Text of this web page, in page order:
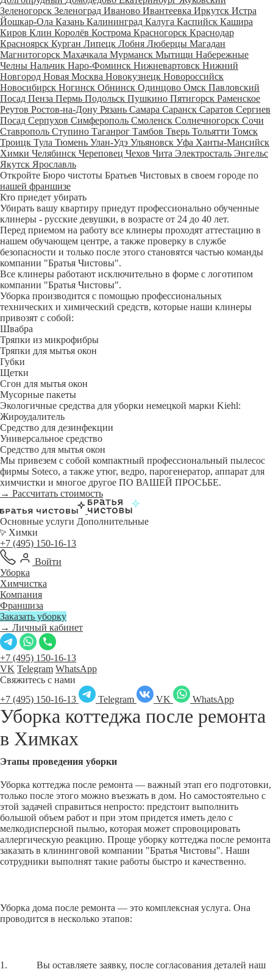
Зеленогорск Зеленоград Иваново Ивантеевка Иркутск Истра
Йошкар-Ола Казань Калининград Калуга Каспийск Кашира
Киров Клин Королёв Кострома Красногорск Краснодар
Красноярск Курган Липецк Лобня Люберцы Магадан
Магнитогорск Махачкала Мурманск Мытищи Набережные
Челны Нальчик Наро-Фоминск Нижневартовск Нижний
Новгород Новая Москва Новокузнецк Новороссийск
Новосибирск Ногинск Обнинск Одинцово Омск Павловский
Посад Пенза Пермь Подольск Пушкино Пятигорск Раменское
Реутов Ростов-на-Дону Рязань Самара Саранск Саратов Сергиев
Посад Серпухов Симферополь Смоленск Солнечногорск Сочи
Ставрополь Ступино Таганрог Тамбов Тверь Тольятти Томск
Троицк Тула Тюмень Улан-Удэ Ульяновск Уфа Ханты-Мансийск
Химки Челябинск Череповец Чехов Чита Электросталь Энгельс
Якутск Ярославль
Откройте Бюро чистоты Братьев Чистовых в своем городе по
нашей франшизе
Кто приедет убирать
Убирать вашу квартиру приедут профессионально обученные
клинеры - русские девушки, в возрасте от 24 до 40 лет.
Перед приемом на работу все клинеры проходят аттестацию в
нашем обучающем центре, а также проверку в службе
безопасности и только после этого становятся частью команды
компании "Братья Чистовы".
Все клинеры работают исключительно в форме с логотипом
компании "Братья Чистовы".
Уборка производится с помощью профессиональных
технических и химический средств, которые наши клинеры
привозят с собой:
Швабра
Тряпки из микрофибры
Тряпки для мытья окон
Губки
Щетки
Сгон для мытья окон
Мусорные пакеты
Экологичные средства для уборки немецкой марки Kiehl:
Жироудалитель
Средство для дезинфекции
Универсальное средство
Средство для мытья окон
Мы привезем с собой компактный профессиональный пылесос
фирмы Soteco, а также утюг, ведро, парогенератор, аппарат для
химчистки и многое другое ПО ВАШЕЙ ПРОСЬБЕ.
→ Рассчитать стоимость
Основные услуги Дополнительные
Химки
+7 (495) 150-16-13
Войти
Уборка
Химчистка
Компания
Франшиза
Заказать уборку
→ Личный кабинет
+7 (495) 150-16-13
VK Telegram WhatsApp
Свяжитесь с нами
+7 (495) 150-16-13
Telegram VK WhatsApp
Уборка коттеджа после ремонта
в Химках
Этапы проведения уборки
Уборка коттеджа после ремонта — важный этап его подготовки,
только после этого можно въезжать в дом. Но самостоятельно с
этой задачей справиться непросто: предстоит выполнить
большой объем работ и при этом придется иметь дело с
мелкодисперсной пылью, которая может спровоцировать
аллергическую реакцию. Проще уборку коттеджа после ремонта
заказать в клининговой компании "Братья Чистовы". Наши
сотрудники выполнят такие работы быстро и качественно.
Уборка дома после ремонта — это комплексная услуга. Она
проводится в несколько этапов:
1. Вы оставляете заявку, после согласования деталей наш